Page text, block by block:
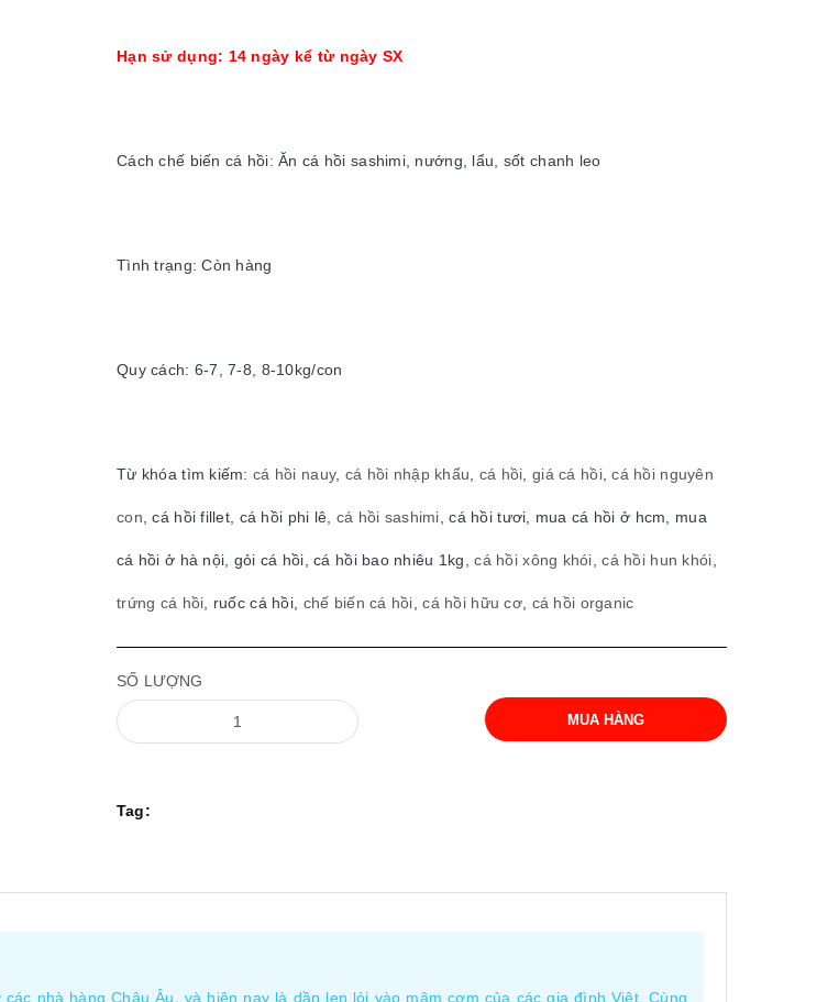
Hạn sử dụng: 14 ngày kể từ ngày SX
Cách chế biến cá hồi: Ăn cá hồi sashimi, nướng, lẩu, sốt chanh leo
Tình trạng: Còn hàng
Quy cách: 6-7, 7-8, 8-10kg/con
Từ khóa tìm kiếm:cá hồi nauy, cá hồi nhập khẩu, cá hồi, giá cá hồi,cá hồi nguyên
con, cá hồi fillet, cá hồi phi lê, cá hồi sashimi, cá hồi tươi, mua cá hồi ở hcm, mua
cá hồi ở hà nội, gỏi cá hồi, cá hồi bao nhiêu 1kg,cá hồi xông khói,cá hồi hun khói,
trứng cá hồi, ruốc cá hồi, chế biến cá hồi,cá hồi hữu cơ, cá hồi organic
SỐ LƯỢNG
MUA HÀNG
Tag:
nhà hàng Châu Âu, và hiện nay là dần len lỏi vào mâm cơm của các gia đình Việt. Cùng